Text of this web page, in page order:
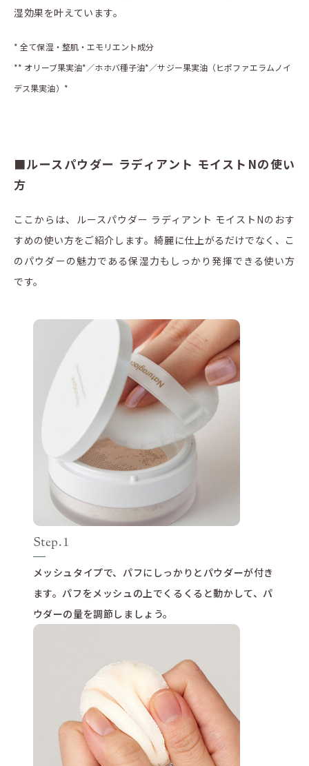
湿効果を叶えています。
* 全て保湿・整肌・エモリエント成分
** オリーブ果実油*／ホホバ種子油*／サジー果実油（ヒポファエラムノイ
デス果実油）*
■ルースパウダー ラディアント モイストNの使い
方
ここからは、ルースパウダー ラディアント モイストNのおす
すめの使い方をご紹介します。綺麗に仕上がるだけでなく、こ
のパウダーの魅力である保湿力もしっかり発揮できる使い方
です。
Step.1
メッシュタイプで、パフにしっかりとパウダーが付き
ます。パフをメッシュの上でくるくると動かして、パ
ウダーの量を調節しましょう。